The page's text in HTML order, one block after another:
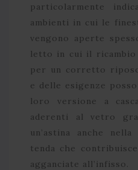
particolarmente
ambienti in cui le
vengono aperte
letto in cui il ricambio
per un corretto
e delle esigenze
loro versione a
aderenti al vetro
un’astina anche
tenda che
agganciate all’infisso.